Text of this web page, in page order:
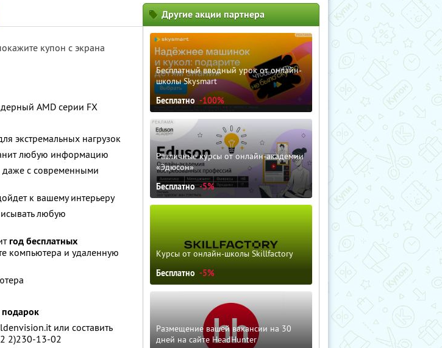
купон с экрана
AMD серии FX
экстремальных нагрузок
любую информацию
даже с современными
к вашему интерьеру
любую
год бесплатных
компьютера и удаленную
подарок
или составить
2)230-13-02
Другие акции партнера
Бесплатный вводный урок от онлайн-
школы Skysmart
Бесплатно -100%
Различные курсы от онлайн-академии
«Эдюсон»
Бесплатно -5%
Курсы от онлайн-школы Skillfactory
Бесплатно -5%
Размещение вашей вакансии на 30
дней на сайте HeadHunter